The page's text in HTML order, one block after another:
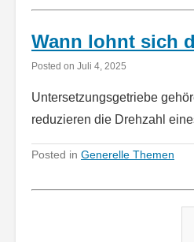
Wann lohnt sich
Posted on Juli 4, 2025
Untersetzungsgetriebe
reduzieren die Drehzahl
Posted in Generelle Themen